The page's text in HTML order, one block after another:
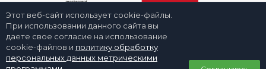
2008-2026 © Интернет-магазин «Люстроф» в Санкт-Петербурге -
приборы освещения для дома и улицы. Все права защищены.
Этот веб-сайт использует cookie-файлы.
При использовании данного сайта вы
даете свое согласие на использование
cookie-файлов и политику обработку
персональных данных метрическими